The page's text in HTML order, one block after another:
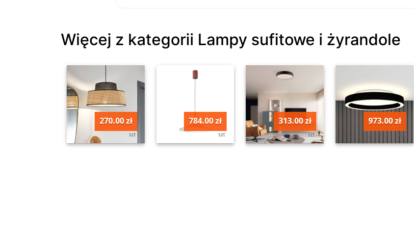
Więcej z kategorii Lampy sufitowe i żyrandole
270.00 zł
szt
784.00 zł
szt
313.00 zł
szt
973.00 zł
szt